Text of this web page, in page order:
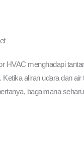
HVAC menghadapi
. Ketika aliran udara dan
bagaimana